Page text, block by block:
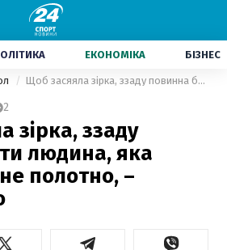
ЕКОНОМІКА БІЗНЕС
Щоб засяяла зірка, ззаду повинна бути людина, яка тримає чорне полотно, – Степаненко
2
зірка, ззаду
людина, яка
полотно, –